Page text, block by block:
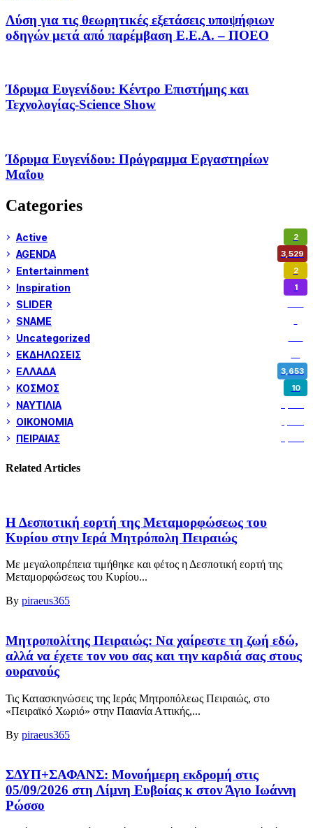
Λύση για τις θεωρητικές εξετάσεις υποψήφιων
οδηγών μετά από παρέμβαση Ε.Ε.Α. – ΠΟΕΟ
Ίδρυμα Ευγενίδου: Κέντρο Επιστήμης και
Τεχνολογίας-Science Show
Ίδρυμα Ευγενίδου: Πρόγραμμα Εργαστηρίων
Μαΐου
Categories
Active 2
AGENDA 3,529
Entertainment 2
Inspiration 1
SLIDER
SNAME
Uncategorized
ΕΚΔΗΛΩΣΕΙΣ
ΕΛΛΑΔΑ 3,653
ΚΟΣΜΟΣ 10
ΝΑΥΤΙΛΙΑ
ΟΙΚΟΝΟΜΙΑ
ΠΕΙΡΑΙΑΣ
Related Articles
Η Δεσποτική εορτή της Μεταμορφώσεως του
Κυρίου στην Ιερά Μητρόπολη Πειραιώς
Με μεγαλοπρέπεια τιμήθηκε και φέτος η Δεσποτική εορτή της
Μεταμορφώσεως του Κυρίου...
By piraeus365
Μητροπολίτης Πειραιώς: Να χαίρεστε τη ζωή εδώ,
αλλά να έχετε τον νου σας και την καρδιά σας στους
ουρανούς
Τις Κατασκηνώσεις της Ιεράς Μητροπόλεως Πειραιώς, στο
«Πειραϊκό Χωριό» στην Παιανία Αττικής,...
By piraeus365
ΣΔΥΠ+ΣΑΦΑΝΣ: Μονοήμερη εκδρομή στις
05/09/2026 στη Λίμνη Ευβοίας κ στον Άγιο Ιωάννη
Ρώσσο